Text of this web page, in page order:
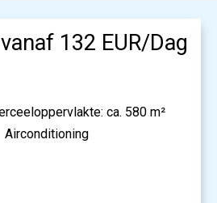
vanaf 132 EUR/Dag
ca. 580 m²
Airconditioning